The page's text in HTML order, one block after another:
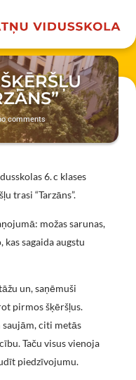
comments
6. c klases
trasi “Tarzāns”.
možas sarunas,
sagaida augstu
un, saņēmuši
pirmos šķēršļus.
citi metās
Taču visus vienoja
piedzīvojumu.